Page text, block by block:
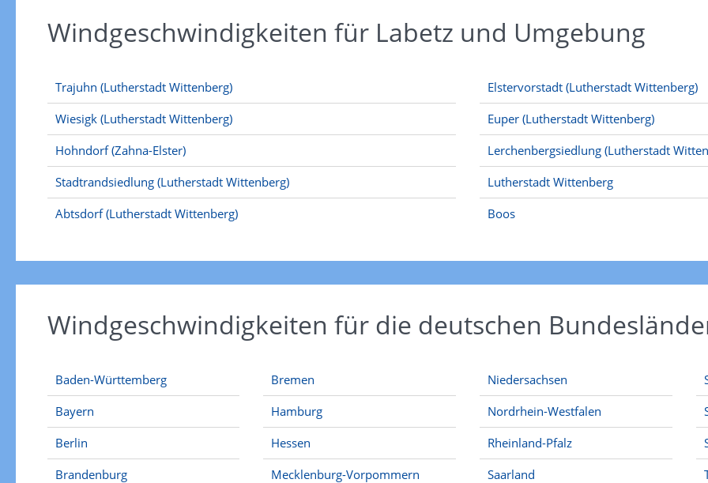
Windgeschwindigkeiten für Labetz und Umgebung
Trajuhn (Lutherstadt Wittenberg)
Wiesigk (Lutherstadt Wittenberg)
Hohndorf (Zahna-Elster)
Stadtrandsiedlung (Lutherstadt Wittenberg)
Abtsdorf (Lutherstadt Wittenberg)
Elstervorstadt (Lutherstadt Wittenberg)
Euper (Lutherstadt Wittenberg)
Lerchenbergsiedlung (Lutherstadt
Lutherstadt Wittenberg
Boos
Windgeschwindigkeiten für die deutschen
Baden-Württemberg
Bayern
Berlin
Brandenburg
Bremen
Hamburg
Hessen
Mecklenburg-Vorpommern
Niedersachsen
Nordrhein-Westfalen
Rheinland-Pfalz
Saarland